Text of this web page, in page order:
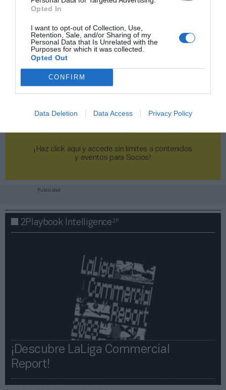
Opted In
I want to opt-out of Collection, Use,
Retention, Sale, and/or Sharing of my
Personal Data that Is Unrelated with the
Purposes for which it was collected.
Opted Out
CONFIRM
Data Deletion Data Access Privacy Policy
¡Haz click aquí y accede sin límites a contenidos
y eventos para Socios!​​​​​​​
Publicidad
2Playbook Intelligence2P
¡Descubre LaLiga Commercial
Report!​​